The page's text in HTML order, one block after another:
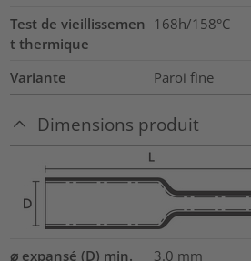
Test de vieillissemen
t thermique
168h/158°C
Variante Paroi fine
Dimensions produit
⌀ expansé (D) min. 3.0 mm